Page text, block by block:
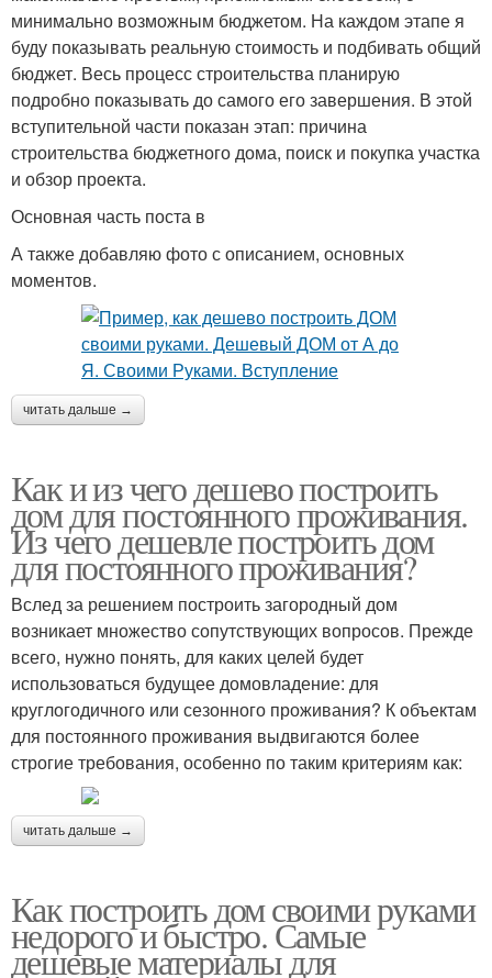
минимально возможным бюджетом. На каждом этапе я
буду показывать реальную стоимость и подбивать общий
бюджет. Весь процесс строительства планирую
подробно показывать до самого его завершения. В этой
вступительной части показан этап: причина
строительства бюджетного дома, поиск и покупка участка
и обзор проекта.
Основная часть поста в
А также добавляю фото с описанием, основных
моментов.
читать дальше →
Как и из чего дешево построить
дом для постоянного проживания.
Из чего дешевле построить дом
для постоянного проживания?
Вслед за решением построить загородный дом
возникает множество сопутствующих вопросов. Прежде
всего, нужно понять, для каких целей будет
использоваться будущее домовладение: для
круглогодичного или сезонного проживания? К объектам
для постоянного проживания выдвигаются более
строгие требования, особенно по таким критериям как:
читать дальше →
Как построить дом своими руками
недорого и быстро. Самые
дешевые материалы для